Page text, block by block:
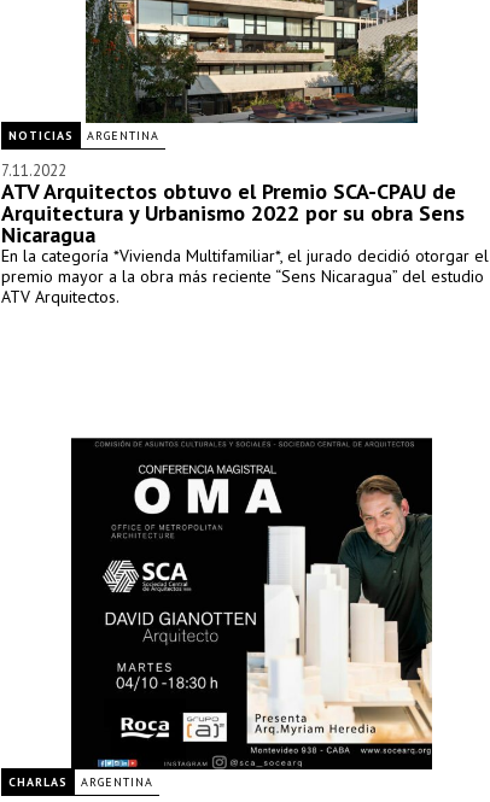
NOTICIAS ARGENTINA
7.11.2022
ATV Arquitectos obtuvo el Premio SCA-CPAU de
Arquitectura y Urbanismo 2022 por su obra Sens
Nicaragua
En la categoría *Vivienda Multifamiliar*, el jurado decidió otorgar el
premio mayor a la obra más reciente “Sens Nicaragua” del estudio
ATV Arquitectos.
CHARLAS ARGENTINA